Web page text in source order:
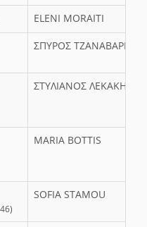
ELENI MORAITI
ΣΠΥΡΟΣ ΤΖΑΝΑΒΑΡΗΣ
ΣΤΥΛΙΑΝΟΣ ΛΕΚΑΚΗΣ
MARIA BOTTIS
SOFIA STAMOU